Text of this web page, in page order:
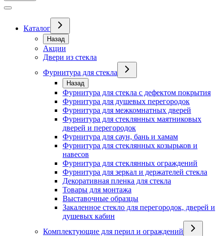
Каталог
Назад
Акции
Двери из стекла
Фурнитура для стекла
Назад
Фурнитура для стекла с дефектом покрытия
Фурнитура для душевых перегородок
Фурнитура для межкомнатных дверей
Фурнитура для стеклянных маятниковых
дверей и перегородок
Фурнитура для саун, бань и хамам
Фурнитура для стеклянных козырьков и
навесов
Фурнитура для стеклянных ограждений
Фурнитура для зеркал и держателей стекла
Декоративная пленка для стекла
Товары для монтажа
Выставочные образцы
Закаленное стекло для перегородок, дверей и
душевых кабин
Комплектующие для перил и ограждений